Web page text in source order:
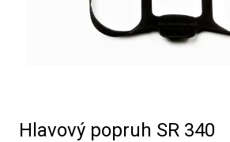
Hlavový popruh SR 340